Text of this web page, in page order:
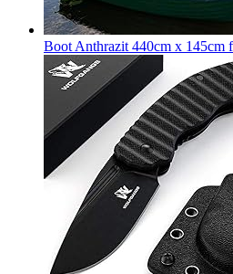
Boot Anthrazit 440cm x